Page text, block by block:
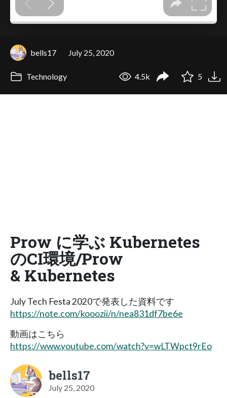
bells17 July 25, 2020
Technology 4.5k 5
Prow に学ぶ Kubernetes
のCI環境/Prow
& Kubernetes
July Tech Festa 2020で発表した資料です
https://note.com/kooozii/n/nea831df7be6e
動画はこちら
https://www.youtube.com/watch?v=wLTWpct9rEo
bells17
July 25, 2020